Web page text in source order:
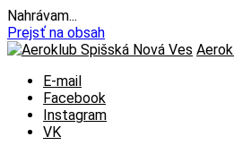
Nahrávam...
Prejsť na obsah
E-mail
Facebook
Instagram
VK